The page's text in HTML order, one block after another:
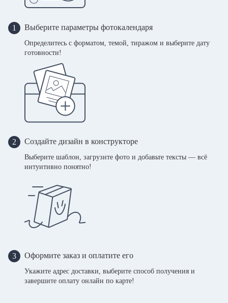
1 Выберите параметры фотокалендаря
Определитесь с форматом, темой, тиражом и выберите дату
готовности!
2 Создайте дизайн в конструкторе
Выберите шаблон, загрузите фото и добавьте тексты — всё
интуитивно понятно!
3 Оформите заказ и оплатите его
Укажите адрес доставки, выберите способ получения и
завершите оплату онлайн по карте!